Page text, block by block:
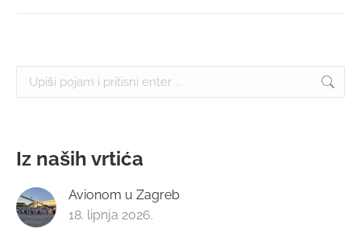
Search:
Iz naših vrtića
Avionom u Zagreb
18. lipnja 2026.